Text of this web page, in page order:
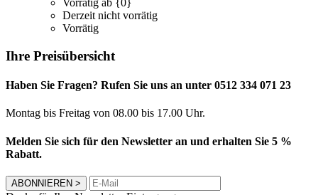
Vorrätig ab {0}
Derzeit nicht vorrätig
Vorrätig
Ihre Preisübersicht
Haben Sie Fragen? Rufen Sie uns an unter 0512 334 071 23
Montag bis Freitag von 08.00 bis 17.00 Uhr.
Melden Sie sich für den Newsletter an und erhalten Sie 5 %
Rabatt.
ABONNIEREN >